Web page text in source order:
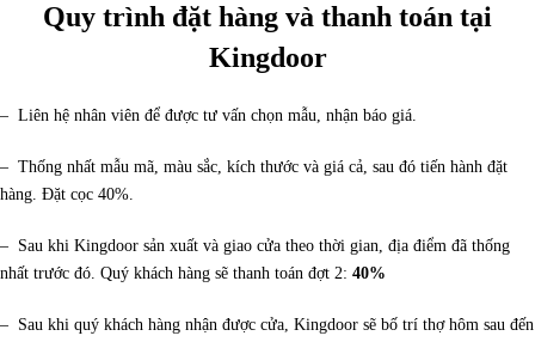
Quy trình đặt hàng và thanh toán tại
Kingdoor
– Liên hệ nhân viên để được tư vấn chọn mẫu, nhận báo giá.
– Thống nhất mẫu mã, màu sắc, kích thước và giá cả, sau đó tiến hành đặt
hàng. Đặt cọc 40%.
– Sau khi Kingdoor sản xuất và giao cửa theo thời gian, địa điểm đã thống
nhất trước đó. Quý khách hàng sẽ thanh toán đợt 2: 40%
– Sau khi quý khách hàng nhận được cửa, Kingdoor sẽ bố trí thợ hôm sau đến